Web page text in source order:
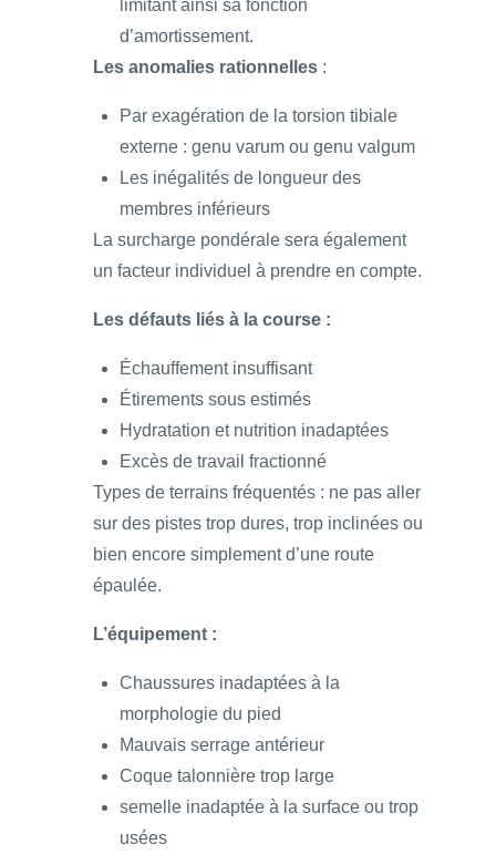
limitant ainsi sa fonction
d’amortissement.
Les anomalies rationnelles :
Par exagération de la torsion tibiale
externe : genu varum ou genu valgum
Les inégalités de longueur des
membres inférieurs
La surcharge pondérale sera également
un facteur individuel à prendre en compte.
Les défauts liés à la course :
Échauffement insuffisant
Étirements sous estimés
Hydratation et nutrition inadaptées
Excès de travail fractionné
Types de terrains fréquentés : ne pas aller
sur des pistes trop dures, trop inclinées ou
bien encore simplement d’une route
épaulée.
L’équipement :
Chaussures inadaptées à la
morphologie du pied
Mauvais serrage antérieur
Coque talonnière trop large
semelle inadaptée à la surface ou trop
usées